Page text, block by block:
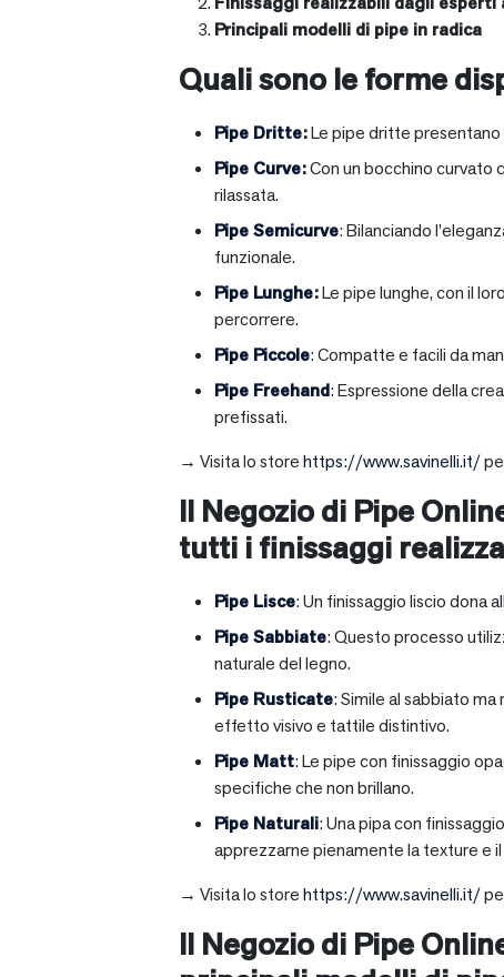
Principali modelli di pipe in radica
Quali sono le forme
Pipe Dritte:Le pipe dritte
Pipe Curve:Con un bocchino curvato
rilassata.
Pipe Semicurve: Bilanciando
funzionale.
Pipe Lunghe:Le pipe lunghe, con il
percorrere.
Pipe Piccole: Compatte e facili da
Pipe Freehand: Espressione della
prefissati.
→ Visita lo storehttps://www.savinelli.it/
Il Negozio di Pipe
tutti i finissaggi
Pipe Lisce: Un finissaggio liscio dona
Pipe Sabbiate: Questo processo
naturale del legno.
Pipe Rusticate: Simile al sabbiato
effetto visivo e tattile distintivo.
Pipe Matt: Le pipe con finissaggio
specifiche che non brillano.
Pipe Naturali: Una pipa con
apprezzarne pienamente la texture e
→ Visita lo storehttps://www.savinelli.it/
Il Negozio di Pipe